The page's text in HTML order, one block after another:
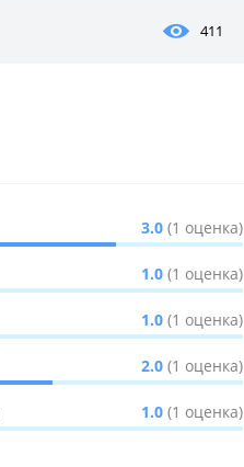
411
3.0 (1 оценка)
1.0 (1 оценка)
1.0 (1 оценка)
2.0 (1 оценка)
1.0 (1 оценка)